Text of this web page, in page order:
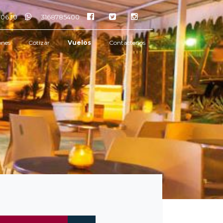
3168785400
Cotizar Vuelos Contactenos